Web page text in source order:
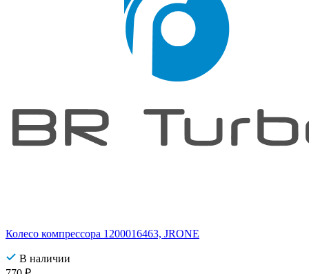
Колесо компрессора 1200016463, JRONE
В наличии